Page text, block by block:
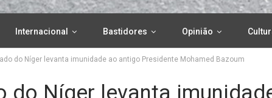
Internacional Bastidores Opinião
do Níger levanta imunidade ao antigo Presidente Mohamed Bazoum
do Níger levanta